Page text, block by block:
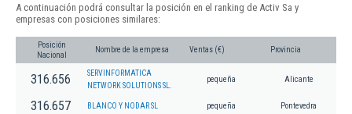
A continuación podrá consultar la posición en el ranking de Activ Sa y
empresas con posiciones similares:
Posición
Nacional
Nombre de la empresa Ventas (€) Provincia
316.656
SERVINFORMATICA
NETWORK SOLUTIONS SL.
pequeña Alicante
316.657 BLANCO Y NODAR SL pequeña Pontevedra